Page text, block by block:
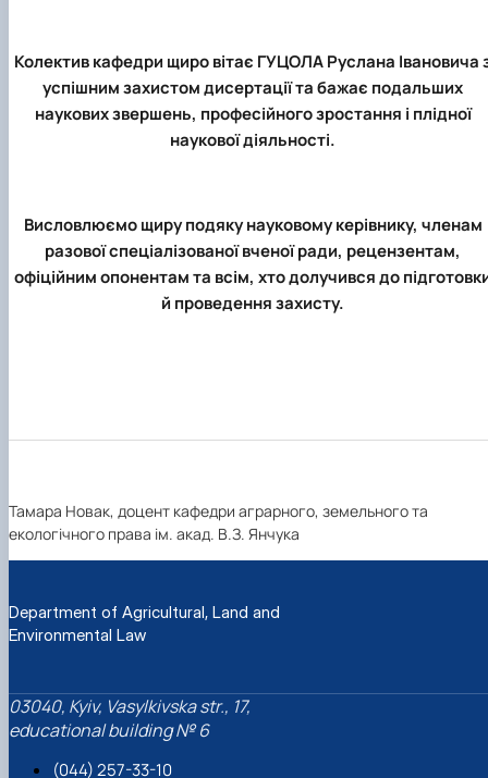
Колектив кафедри щиро вітає ГУЦОЛА Руслана Івановича
успішним захистом дисертації та бажає подальших
наукових звершень, професійного зростання і плідної
наукової діяльності.
Висловлюємо щиру подяку науковому керівнику, членам
разової спеціалізованої вченої ради, рецензентам,
офіційним опонентам та всім, хто долучився до
й проведення захисту.
Тамара Новак, доцент кафедри аграрного, земельного та
екологічного права ім. акад. В.З. Янчука
Department of Agricultural, Land and
Environmental Law
03040, Kyiv, Vasylkivska str., 17,
educational building № 6
(044) 257-33-10